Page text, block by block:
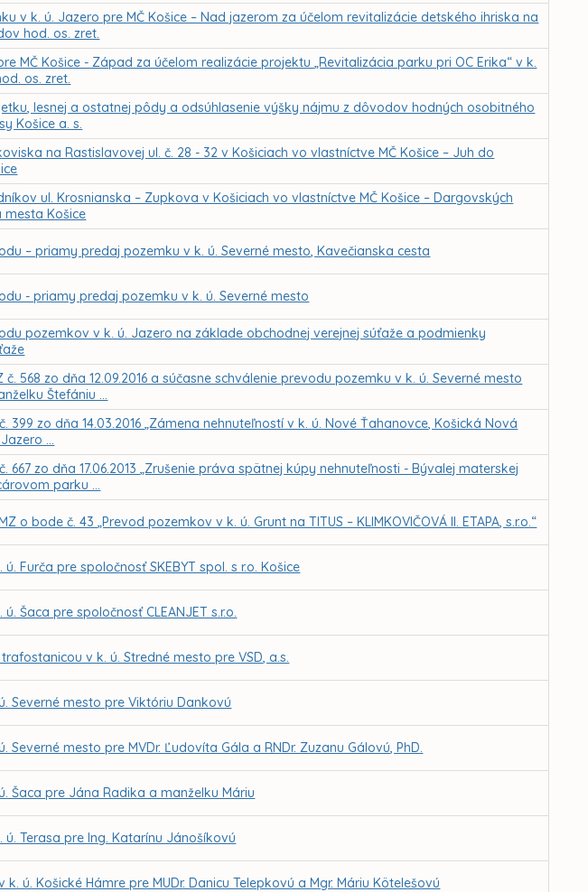
v k. ú. Jazero pre MČ Košice – Nad jazerom za účelom revitalizácie detského ihriska na
hod. os. zret.
MČ Košice - Západ za účelom realizácie projektu „Revitalizácia parku pri OC Erika“ v k.
os. zret.
lesnej a ostatnej pôdy a odsúhlasenie výšky nájmu z dôvodov hodných osobitného
Košice a. s.
na Rastislavovej ul. č. 28 - 32 v Košiciach vo vlastníctve MČ Košice – Juh do
ul. Krosnianska – Zupkova v Košiciach vo vlastníctve MČ Košice – Dargovských
Košice
– priamy predaj pozemku v k. ú. Severné mesto, Kavečianska cesta
- priamy predaj pozemku v k. ú. Severné mesto
pozemkov v k. ú. Jazero na základe obchodnej verejnej súťaže a podmienky
č. 568 zo dňa 12.09.2016 a súčasne schválenie prevodu pozemku v k. ú. Severné mesto
Štefániu ...
399 zo dňa 14.03.2016 „Zámena nehnuteľností v k. ú. Nové Ťahanovce, Košická Nová
...
667 zo dňa 17.06.2013 „Zrušenie práva spätnej kúpy nehnuteľnosti - Bývalej materskej
parku ...
o bode č. 43 „Prevod pozemkov v k. ú. Grunt na TITUS – KLIMKOVIČOVÁ II. ETAPA, s.r.o.“
Furča pre spoločnosť SKEBYT spol. s r.o. Košice
Šaca pre spoločnosť CLEANJET s.r.o.
v k. ú. Stredné mesto pre VSD, a.s.
Severné mesto pre Viktóriu Dankovú
Severné mesto pre MVDr. Ľudovíta Gála a RNDr. Zuzanu Gálovú, PhD.
Šaca pre Jána Radika a manželku Máriu
Terasa pre Ing. Katarínu Jánošíkovú
ú. Košické Hámre pre MUDr. Danicu Telepkovú a Mgr. Máriu Kötelešovú